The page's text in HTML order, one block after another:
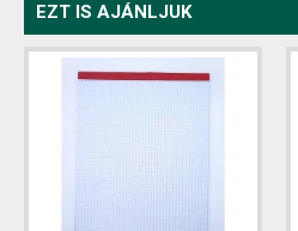
EZT IS AJÁNLJUK